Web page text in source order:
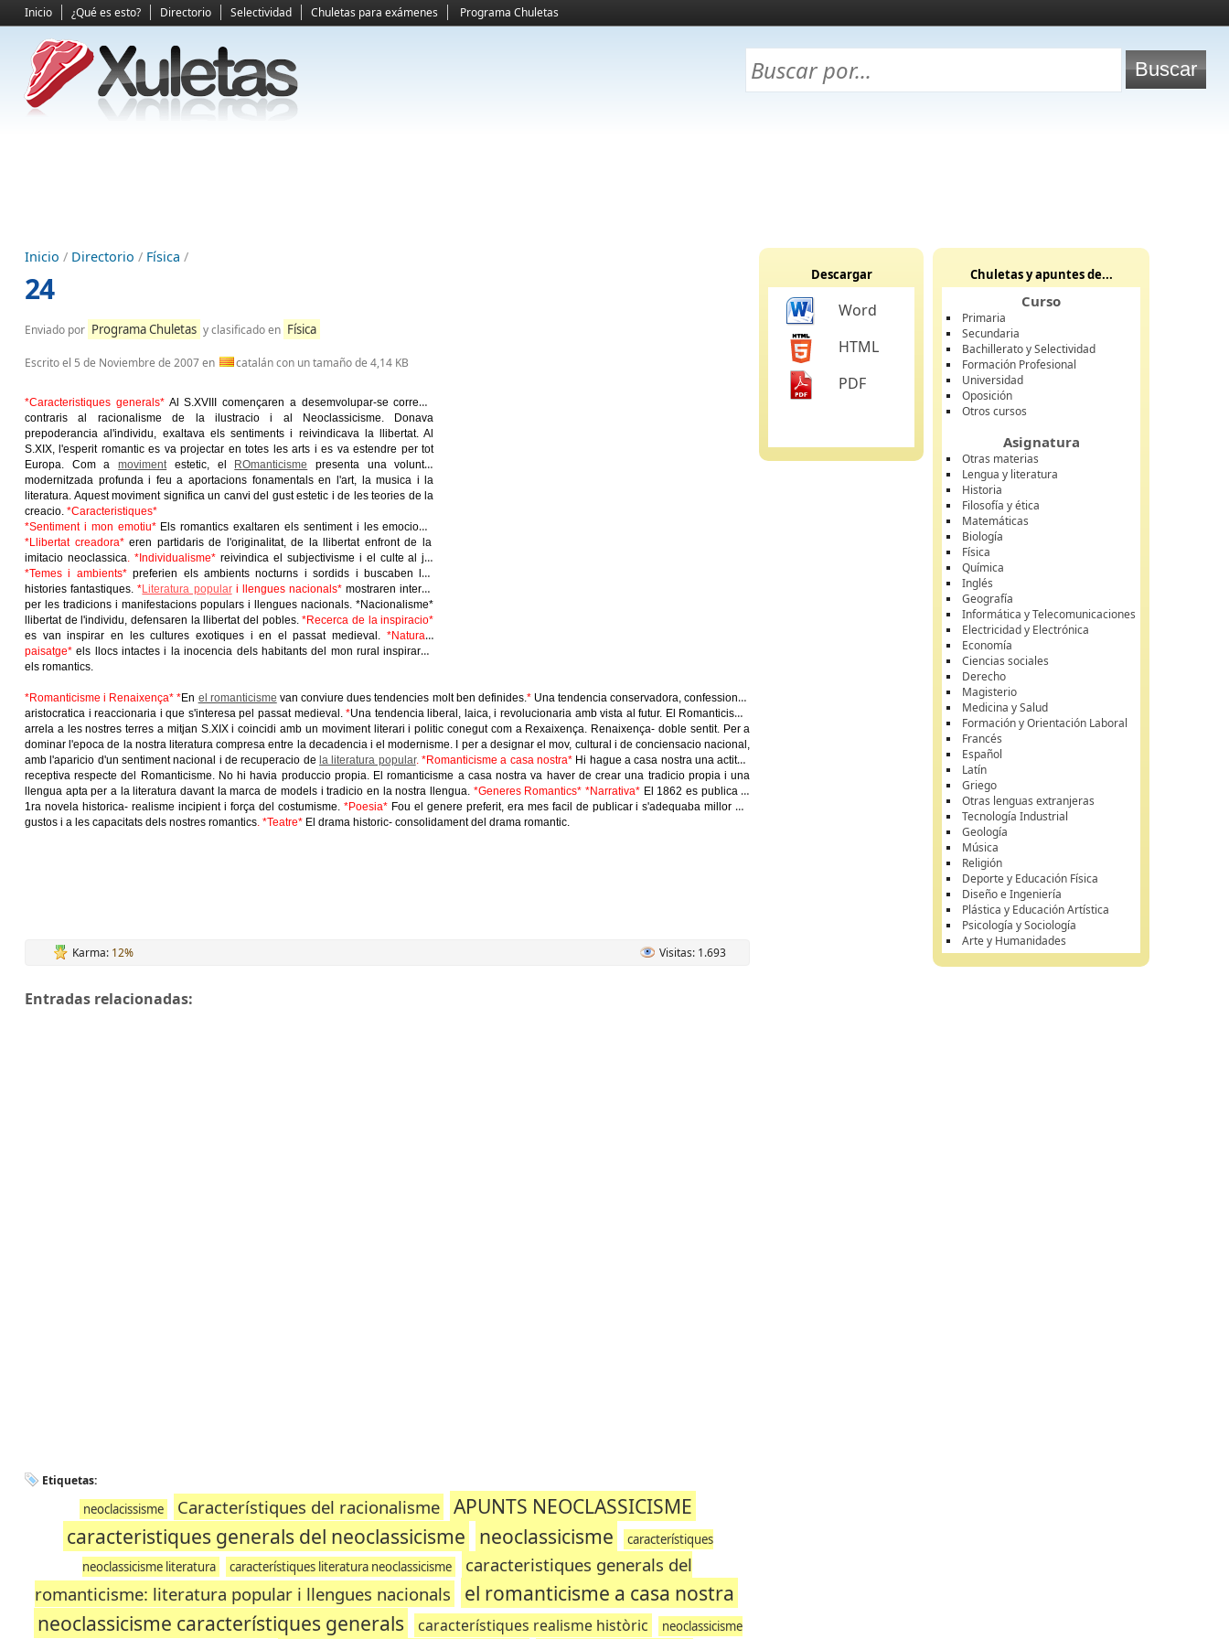
Inicio ¿Qué es esto? Directorio Selectividad Chuletas para exámenes Programa Chuletas
Inicio / Directorio / Física /
24
Enviado por Programa Chuletas y clasificado en Física
Escrito el 5 de Noviembre de 2007en catalán con un tamaño de 4,14 KB
*Caracteristiques generals*Al S.XVIII començaren a desemvolupar-se corrents
contraris al racionalisme de la ilustracio i al Neoclassicisme. Donava
prepoderancia al'individu, exaltava els sentiments i reivindicava la llibertat. Al
S.XIX, l'esperit romantic es va projectar en totes les arts i es va estendre per tot
Europa. Com amovimentestetic, el ROmanticisme presenta una voluntat
modernitzada profunda i feu a aportacions fonamentals en l'art, la musica i la
literatura. Aquest moviment significa un canvi del gust estetic i de les teories de la
creacio. *Caracteristiques*
*Sentiment i mon emotiu*Els romantics exaltaren els sentiment i les emocions.
*Llibertat creadora*eren partidaris de l'originalitat, de la llibertat enfront de la
imitacio neoclassica. *Individualisme*reivindica el subjectivisme i el culte al jo
.
*Temes i ambients*preferien els ambients nocturns i sordids i buscaben les
histories fantastiques. *Literatura populari llengues nacionals* mostraren interes
per les tradicions i manifestacions populars i llengues nacionals. *Nacionalisme*
llibertat de l'individu, defensaren la llibertat del pobles.*Recerca de la inspiracio*
es van inspirar en les cultures exotiques i en el passat medieval. *Natura i
paisatge*els llocs intactes i la inocencia dels habitants del mon rural inspiraren
els romantics.
*Romanticisme i Renaixença* *En el romanticisme van conviure dues tendencies molt ben definides.*Una tendencia conservadora, confessional,
aristocratica i reaccionaria i que s'interesa pel passat medieval.*Una tendencia liberal, laica, i revolucionaria amb vista al futur. El Romanticisme
arrela a les nostres terres a mitjan S.XIX i coincidi amb un moviment literari i politic conegut com a Rexaixença. Renaixença- doble sentit. Per a
dominar l'epoca de la nostra literatura compresa entre la decadencia i el modernisme. I per a designar el mov, cultural i de conciensacio nacional,
amb l'aparicio d'un sentiment nacional i de recuperacio de la literatura popular. *Romanticisme a casa nostra* Hi hague a casa nostra una actitud
receptiva respecte del Romanticisme. No hi havia produccio propia. El romanticisme a casa nostra va haver de crear una tradicio propia i una
llengua apta per a la literatura davant la marca de models i tradicio en la nostra llengua.*Generes Romantics* *Narrativa* El 1862 es publica la
1ra novela historica- realisme incipient i força del costumisme.*Poesia* Fou el genere preferit, era mes facil de publicar i s'adequaba millor als
gustos i a les capacitats dels nostres romantics. *Teatre* El drama historic- consolidament del drama romantic.
Karma: 12% Visitas: 1.693
Entradas relacionadas:
Etiquetas:
neoclacissisme Característiques del racionalisme
APUNTS NEOCLASSICISME
caracteristiques generals del neoclassicisme neoclassicisme
característiques
neoclassicisme literatura
característiques literatura neoclassicisme
caracteristiques generals del
romanticisme: literatura popular i llengues nacionals
el romanticisme a casa nostra
neoclassicisme característiques generals
característiques realisme històric neoclassicisme
Descargar
Word
HTML
PDF
Chuletas y apuntes de...
Curso
Primaria
Secundaria
Bachillerato y Selectividad
Formación Profesional
Universidad
Oposición
Otros cursos
Asignatura
Otras materias
Lengua y literatura
Historia
Filosofía y ética
Matemáticas
Biología
Física
Química
Inglés
Geografía
Informática y Telecomunicaciones
Electricidad y Electrónica
Economía
Ciencias sociales
Derecho
Magisterio
Medicina y Salud
Formación y Orientación Laboral
Francés
Español
Latín
Griego
Otras lenguas extranjeras
Tecnología Industrial
Geología
Música
Religión
Deporte y Educación Física
Diseño e Ingeniería
Plástica y Educación Artística
Psicología y Sociología
Arte y Humanidades